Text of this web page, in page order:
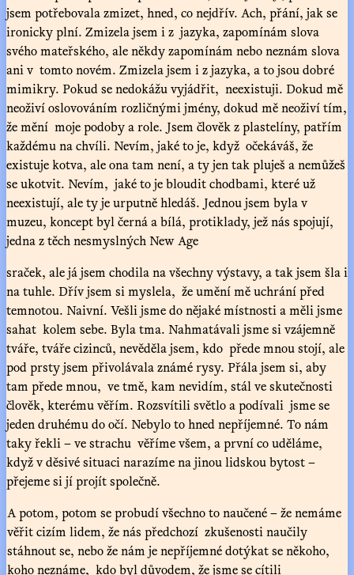
jsem potřebovala zmizet, hned, co nejdřív. Ach, přání, jak se
ironicky plní. Zmizela jsem i z jazyka, zapomínám slova
svého mateřského, ale někdy zapomínám nebo neznám slova
ani v tomto novém. Zmizela jsem i z jazyka, a to jsou dobré
mimikry. Pokud se nedokážu vyjádřit, neexistuji. Dokud mě
neoživí oslovováním rozličnými jmény, dokud mě neoživí tím,
že mění moje podoby a role. Jsem člověk z plastelíny, patřím
každému na chvíli. Nevím, jaké to je, když očekáváš, že
existuje kotva, ale ona tam není, a ty jen tak pluješ a nemůžeš
se ukotvit. Nevím, jaké to je bloudit chodbami, které už
neexistují, ale ty je urputně hledáš. Jednou jsem byla v
muzeu, koncept byl černá a bílá, protiklady, jež nás spojují,
jedna z těch nesmyslných New Age
sraček, ale já jsem chodila na všechny výstavy, a tak jsem šla i
na tuhle. Dřív jsem si myslela, že umění mě uchrání před
temnotou. Naivní. Vešli jsme do nějaké místnosti a měli jsme
sahat kolem sebe. Byla tma. Nahmatávali jsme si vzájemně
tváře, tváře cizinců, nevěděla jsem, kdo přede mnou stojí, ale
pod prsty jsem přivolávala známé rysy. Přála jsem si, aby
tam přede mnou, ve tmě, kam nevidím, stál ve skutečnosti
člověk, kterému věřím. Rozsvítili světlo a podívali jsme se
jeden druhému do očí. Nebylo to hned nepříjemné. To nám
taky řekli – ve strachu věříme všem, a první co uděláme,
když v děsivé situaci narazíme na jinou lidskou bytost –
přejeme si jí projít společně.
A potom, potom se probudí všechno to naučené – že nemáme
věřit cizím lidem, že nás předchozí zkušenosti naučily
stáhnout se, nebo že nám je nepříjemné dotýkat se někoho,
koho neznáme, kdo byl důvodem, že jsme se cítili